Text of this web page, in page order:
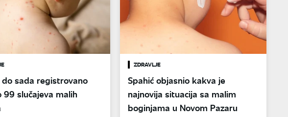
do sada registrovano
99 slučajeva malih
ZDRAVLJE
Spahić objasnio kakva je
najnovija situacija sa malim
boginjama u Novom Pazaru